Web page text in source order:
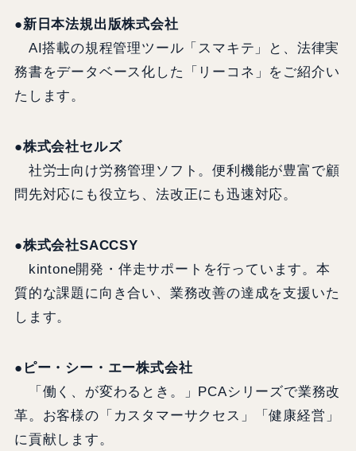
●新日本法規出版株式会社
AI搭載の規程管理ツール「スマキテ」と、法律実
務書をデータベース化した「リーコネ」をご紹介い
たします。
●株式会社セルズ
社労士向け労務管理ソフト。便利機能が豊富で顧
問先対応にも役立ち、法改正にも迅速対応。
●株式会社SACCSY
kintone開発・伴走サポートを行っています。本
質的な課題に向き合い、業務改善の達成を支援いた
します。
●ピー・シー・エー株式会社
「働く、が変わるとき。」PCAシリーズで業務改
革。お客様の「カスタマーサクセス」「健康経営」
に貢献します。